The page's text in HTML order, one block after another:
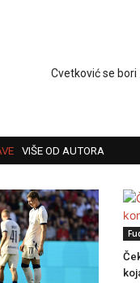
Cvetković se bori
VIŠE OD AUTORA